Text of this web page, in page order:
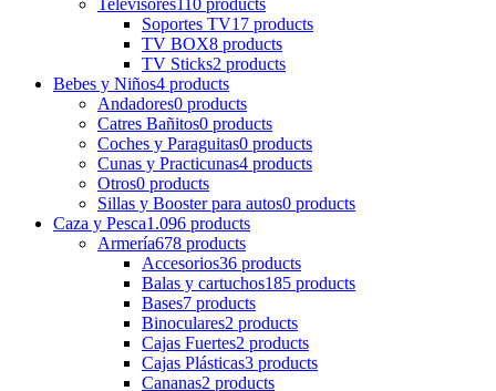
Soportes TV17 products
TV BOX8 products
TV Sticks2 products
Bebes y Niños4 products
Andadores0 products
Catres Bañitos0 products
Coches y Paraguitas0 products
Cunas y Practicunas4 products
Otros0 products
Sillas y Booster para autos0 products
Caza y Pesca1.096 products
Armería678 products
Accesorios36 products
Balas y cartuchos185 products
Bases7 products
Binoculares2 products
Cajas Fuertes2 products
Cajas Plásticas3 products
Cananas2 products